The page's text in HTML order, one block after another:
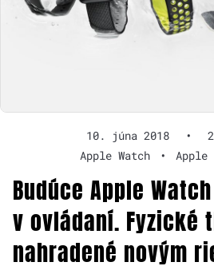
10. júna 2018 •
Apple Watch
• Apple
Budúce Apple
v ovládaní. Fyzické
nahradené novým